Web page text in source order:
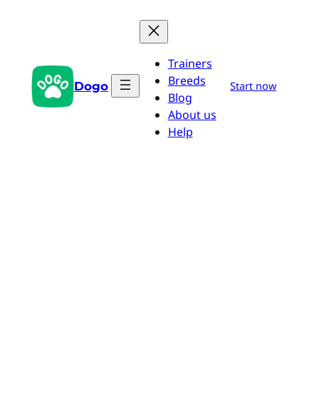
conteúdo Dogo
Trainers
Breeds
Blog
About us
Help
Start now